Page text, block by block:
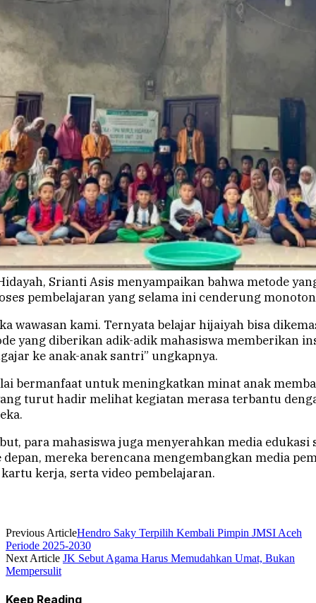
Srianti Asis menyampaikan bahwa metode
pembelajaran yang selama ini cenderung
wawasan kami. Ternyata belajar hijaiyah bisa
yang diberikan adik-adik mahasiswa memberikan
ke anak-anak santri” ungkapnya.
bermanfaat untuk meningkatkan minat anak
turut hadir melihat kegiatan merasa terbantu
para mahasiswa juga menyerahkan media
depan, mereka berencana mengembangkan media
kerja, serta video pembelajaran.
Previous ArticleHendro Saky Terpilih Kembali Pimpin JMSI Aceh
Periode 2025-2030
Next Article JK Sebut Agama Harus Memudahkan Umat, Bukan
Mempersulit
Keep Reading